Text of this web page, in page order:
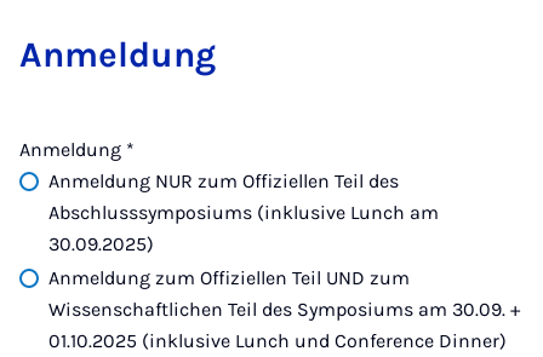
Anmeldung
Anmeldung *
Anmeldung NUR zum Offiziellen Teil des
Abschlusssymposiums (inklusive Lunch am
30.09.2025)
Anmeldung zum Offiziellen Teil UND zum
Wissenschaftlichen Teil des Symposiums am 30.09. +
01.10.2025 (inklusive Lunch und Conference Dinner)